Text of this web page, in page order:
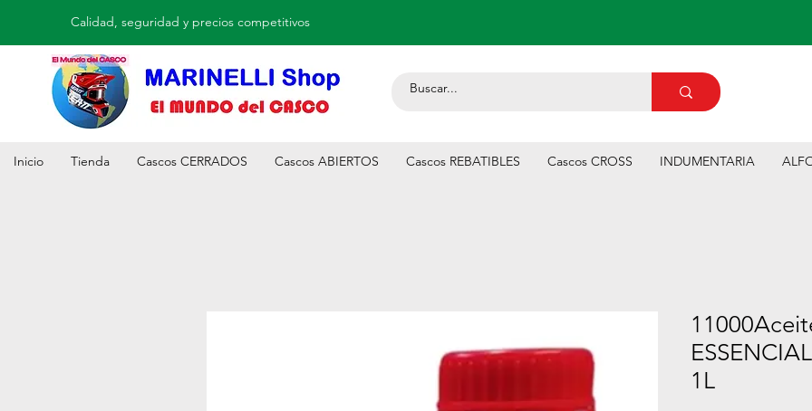
Calidad, seguridad y precios competitivos
Inicio Tienda Cascos CERRADOS Cascos ABIERTOS Cascos REBATIBLES Cascos CROSS INDUMENTARIA
1L